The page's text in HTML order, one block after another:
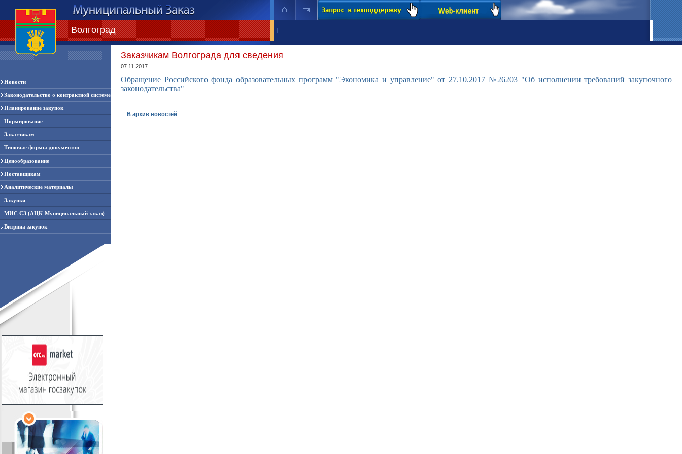
Волгоград |
Новости
Законодательство о контрактной системе
Планирование закупок
Нормирование
Заказчикам
Типовые формы документов
Ценообразование
Поставщикам
Аналитические материалы
Закупки
МИС СЗ (АЦК-Муниципальный заказ)
Витрина закупок
Заказчикам Волгограда для сведения
07.11.2017
Обращение Российского фонда образовательных программ "Экономика и управление" от 27.10.2017 №26203 "Об исполнении требований закупочного
законодательства"
В архив новостей